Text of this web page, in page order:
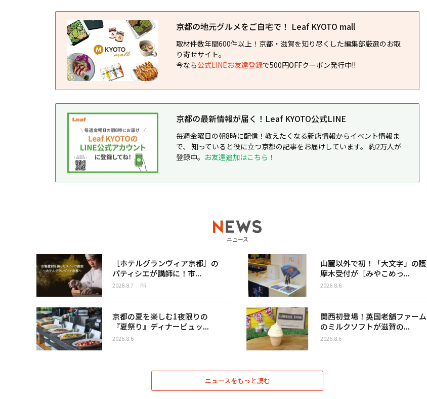
京都の地元グルメをご自宅で！ Leaf KYOTO mall
取材件数年間600件以上！京都・滋賀を知り尽くした編集部厳選のお取
り寄せサイト。
今なら公式LINEお友達登録で500円OFFクーポン発行中!!
京都の最新情報が届く！Leaf KYOTO公式LINE
毎週金曜日の朝8時に配信！教えたくなる新店情報からイベント情報ま
で、 知っていると役に立つ京都の記事をお届けしています。 約2万人が
登録中。 お友達追加はこちら！
ニュース
［ホテルグランヴィア京都］の
パティシエが講師に！市...
2026.8.7 PR
山麓以外で初！「大文字」の護
摩木受付が［みやこめっ...
2026.8.6
京都の夏を楽しむ1夜限りの
『夏祭り』ディナービュッ...
2026.8.6
関西初登場！英国老舗ファーム
のミルクソフトが滋賀の...
2026.8.6
ニュースをもっと読む